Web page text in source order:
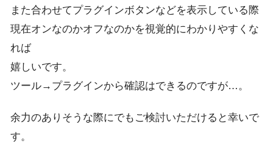
また合わせてプラグインボタンなどを表示している際
現在オンなのかオフなのかを視覚的にわかりやすくな
れば
嬉しいです。
ツール→プラグインから確認はできるのですが…。
余力のありそうな際にでもご検討いただけると幸いで
す。